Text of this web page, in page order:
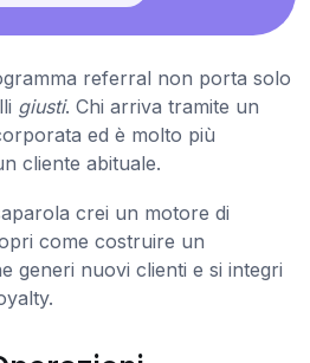
referral non porta solo
giusti. Chi arriva tramite un
ed è molto più
cliente abituale.
crei un motore di
come costruire un
generi nuovi clienti e si integri